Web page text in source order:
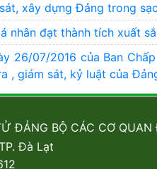
xây dựng Đảng trong
nhân đạt thành tích xuất
26/07/2016 của Ban
, giám sát, kỷ luật của
ĐẢNG BỘ CÁC CƠ
Đà Lạt